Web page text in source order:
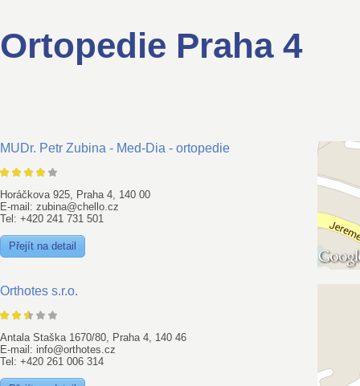
Ortopedie Praha 4
MUDr. Petr Zubina - Med-Dia - ortopedie
Horáčkova 925, Praha 4, 140 00
E-mail: zubina@chello.cz
Tel: +420 241 731 501
Přejít na detail
Orthotes s.r.o.
Antala Staška 1670/80, Praha 4, 140 46
E-mail: info@orthotes.cz
Tel: +420 261 006 314